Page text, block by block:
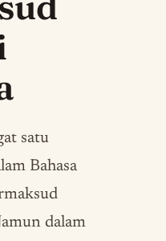
satu
Bahasa
dalam